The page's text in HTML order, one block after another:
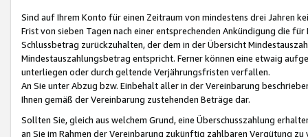
Sind auf Ihrem Konto für einen Zeitraum von mindestens drei Jahren
Frist von sieben Tagen nach einer entsprechenden Ankündigung die
Schlussbetrag zurückzuhalten, der dem in der Übersicht
Mindestauszahlungsbetrag entspricht. Ferner können eine etwaig
unterliegen oder durch geltende Verjährungsfristen verfallen.
An Sie unter Abzug bzw. Einbehalt aller in der Vereinbarung
Ihnen gemäß der Vereinbarung zustehenden Beträge dar.
Sollten Sie, gleich aus welchem Grund, eine Überschusszahlung
an Sie im Rahmen der Vereinbarung zukünftig zahlbaren Vergütung zu